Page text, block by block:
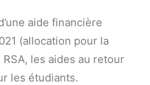
aide financière
(allocation pour la
les aides au retour
les étudiants.